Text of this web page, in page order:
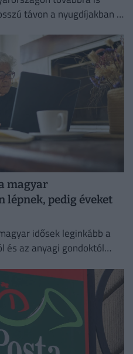
távon a nyugdíjakban is
magyar
lépnek, pedig éveket
idősek leginkább a
és az anyagi gondoktól